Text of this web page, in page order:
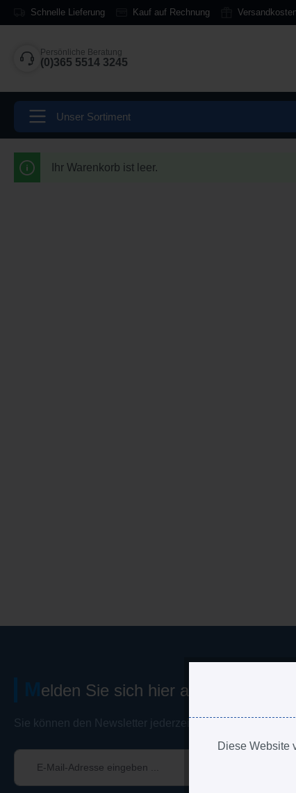
springen
Schnelle Lieferung Kauf auf Rechnung
Persönliche Beratung
(0)365 5514 3245
Unser Sortiment
Ihr Warenkorb ist leer.
Melden Sie sich hier an, wenn Sie
Sie können den Newsletter jederzeit kostenlos
Diese
Diese Website